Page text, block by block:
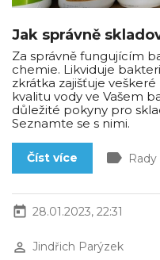
Jak správně
Za správně fungujícím
chemie. Likviduje
zkrátka zajišťuje
kvalitu vody ve Vašem
důležité pokyny pro
Seznamte se s nimi.
Číst více label
today 28.01.2023, 22:31
perm_identity Jindřich Parýzek